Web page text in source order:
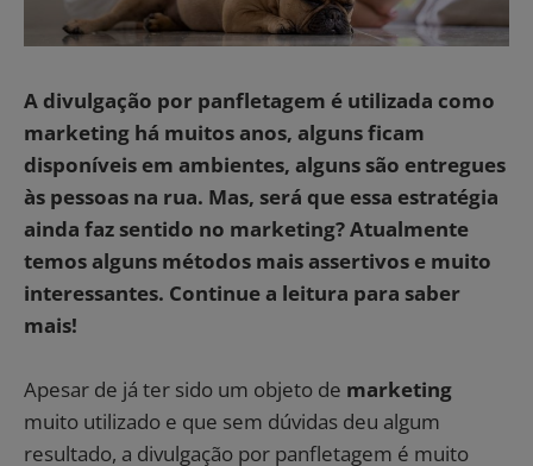
A divulgação por panfletagem é utilizada como
marketing há muitos anos, alguns ficam
disponíveis em ambientes, alguns são entregues
às pessoas na rua. Mas, será que essa estratégia
ainda faz sentido no marketing? Atualmente
temos alguns métodos mais assertivos e muito
interessantes. Continue a leitura para saber
mais!
Apesar de já ter sido um objeto de marketing
muito utilizado e que sem dúvidas deu algum
resultado, a divulgação por panfletagem é muito